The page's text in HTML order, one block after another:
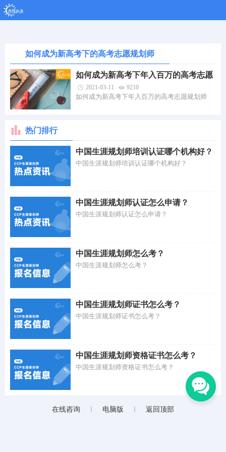
如何成为新高考下的高考志愿规划师
如何成为新高考下年入百万的高考志愿
规划师
2021-03-11 9210
如何成为新高考下年入百万的高考志愿规划师
热门排行
中国生涯规划师培训认证哪个机构好？
中国生涯规划师培训认证哪个机构好？
中国生涯规划师认证怎么申请？
中国生涯规划师认证怎么申请？
中国生涯规划师怎么考？
中国生涯规划师怎么考？
中国生涯规划师证书怎么考？
中国生涯规划师证书怎么考？
中国生涯规划师资格证书怎么考？
中国生涯规划师资格证书怎么考？
在线咨询 电脑版 返回顶部